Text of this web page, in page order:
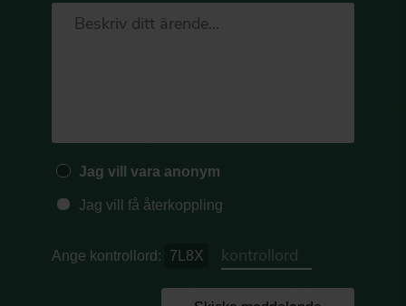
Jag vill vara anonym
Jag vill få återkoppling
Ange kontrollord: 7L8X